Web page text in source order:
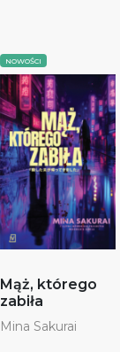
NOWOŚCI
Mąż, którego
zabiła
Mina Sakurai